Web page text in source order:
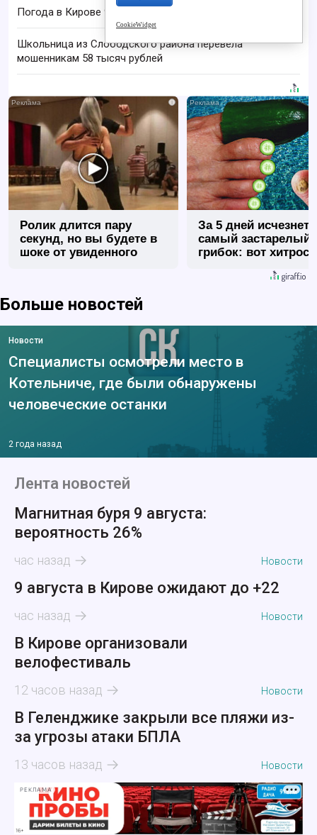
Погода в Кирове 9 августа: до +22 C и дождь
Школьница из Слободского района перевела
мошенникам 58 тысяч рублей
i
Ролик длится пару
секунд, но вы будете в
шоке от увиденного
За 5 дней исчезнет
самый застарелый
грибок: вот
Больше новостей
Новости
Специалисты осмотрели место в
Котельниче, где были обнаружены
человеческие останки
2 года назад
Лента новостей
Магнитная буря 9 августа:
вероятность 26%
час назад Новости
9 августа в Кирове ожидают до +22
час назад Новости
В Кирове организовали
велофестиваль
12 часов назад Новости
В Геленджике закрыли все пляжи из-
за угрозы атаки БПЛА
13 часов назад Новости
РЕКЛАМА
CookieWidget